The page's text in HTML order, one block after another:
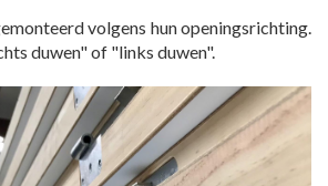
volgens hun openingsrichting.
duwen" of "links duwen".